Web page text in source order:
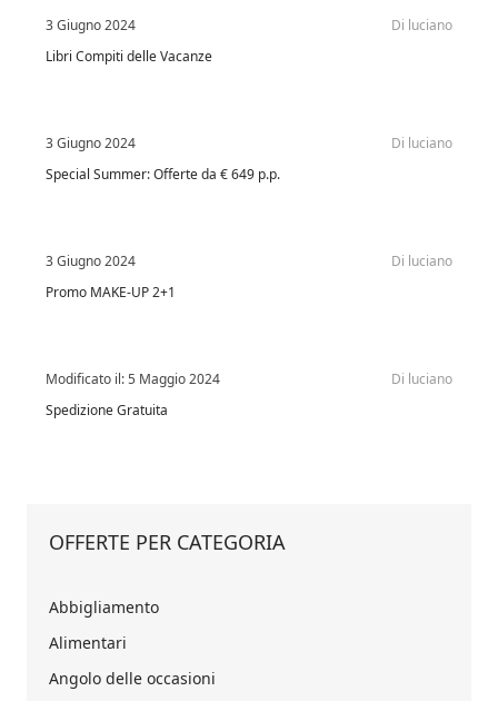
3 Giugno 2024 Di luciano
Libri Compiti delle Vacanze
3 Giugno 2024 Di luciano
Special Summer: Offerte da € 649 p.p.
3 Giugno 2024 Di luciano
Promo MAKE-UP 2+1
Modificato il:5 Maggio 2024 Di luciano
Spedizione Gratuita
OFFERTE PER CATEGORIA
Abbigliamento
Alimentari
Angolo delle occasioni